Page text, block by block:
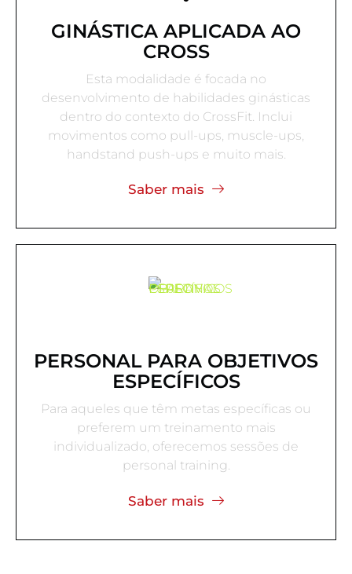
GINÁSTICA APLICADA AO
CROSS
Esta modalidade é focada no
desenvolvimento de habilidades ginásticas
dentro do contexto do CrossFit. Inclui
movimentos como pull-ups, muscle-ups,
handstand push-ups e muito mais.
Saber mais
PERSONAL PARA OBJETIVOS
ESPECÍFICOS
Para aqueles que têm metas específicas ou
preferem um treinamento mais
individualizado, oferecemos sessões de
personal training.
Saber mais